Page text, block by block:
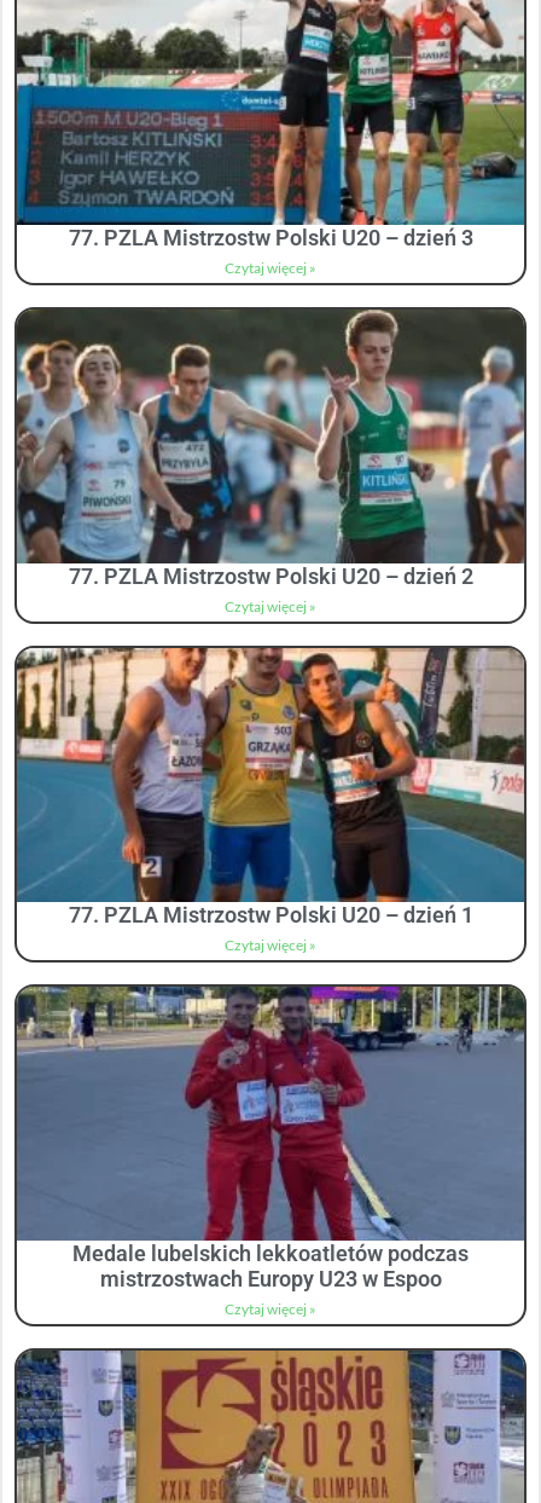
77. PZLA Mistrzostw Polski U20 – dzień 3
Czytaj więcej »
77. PZLA Mistrzostw Polski U20 – dzień 2
Czytaj więcej »
77. PZLA Mistrzostw Polski U20 – dzień 1
Czytaj więcej »
Medale lubelskich lekkoatletów podczas
mistrzostwach Europy U23 w Espoo
Czytaj więcej »